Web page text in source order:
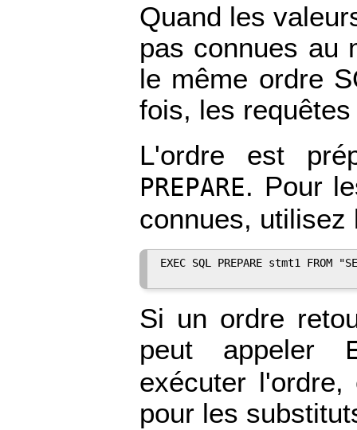
Quand les
pas connues au
le même ordre
fois, les
L'ordre est
PREPARE. Pour
connues,
EXEC SQL PREPARE stmt1 FROM
Si un ordre
peut appeler
exécuter
pour les